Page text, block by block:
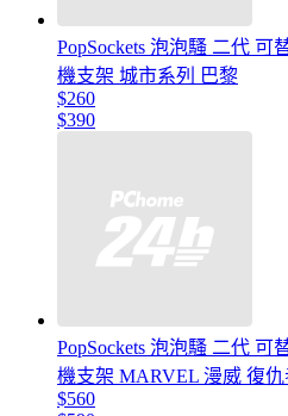
PopSockets 泡泡騷 二代 可
機支架 城市系列 巴黎
$260
$390
PopSockets 泡泡騷 二代 可
機支架 MARVEL 漫威 復
$560